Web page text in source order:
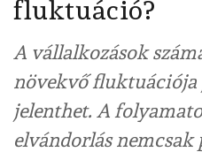
fluktuáció?
A vállalkozások
növekvő fluktuációja
jelenthet. A
elvándorlás nemcsak